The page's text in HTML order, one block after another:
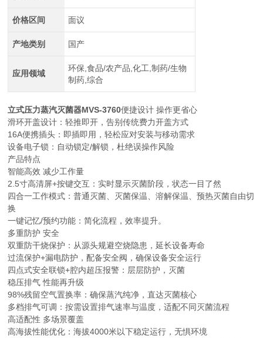
价格区间 面议
产地类别 国产
应用领域
环保,食品/农产品,化工,制药/生物
制药,综合
立式压力蒸汽灭菌器MVS-3760便捷设计 操作更省心
滑环开盖设计‌：轻推即开，告别传统费力开盖方式
16A便携插头‌：即插即用，轻松应对安装与移动需求
设备‌电子锁‌：自动锁定/解锁，杜绝误操作风险
产品特点
智能高效 减少工作量
2.5寸高清屏+按键交互‌：实时显示灭菌阶段，状态一目了然
四合一工作模式‌：普通灭菌、灭菌保温、溶解保温、预热灭菌自由切
换
一键记忆/预约功能‌：简化流程，效率提升。
多重防护 安全
双重防干烧保护‌：从源头规避空烧隐患，延长设备寿命
过流保护+漏电防护，配备安全阀，确保设备安全运行
四点式安全联锁+腔内超压报警‌：层层防护，灭菌
稳压排气 性能再升级
98%残留空气置换率‌：确保蒸汽纯净，直达灭菌核心
多档排气可调‌：按需设置排气速率与温度，适配不同灭菌流程
高适配性 多场景覆盖
高海拔性能优化‌：海拔4000米以下稳定运行，无惧环境